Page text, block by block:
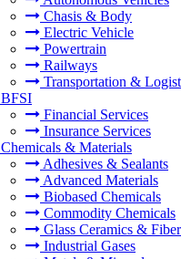
Chasis & Body
Electric Vehicle
Powertrain
Railways
Transportation &
BFSI
Financial Services
Insurance Services
Chemicals & Materials
Adhesives & Sealants
Advanced Materials
Biobased Chemicals
Commodity Chemicals
Glass Ceramics &
Industrial Gases